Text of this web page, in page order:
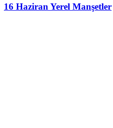
16 Haziran Yerel Manşetler